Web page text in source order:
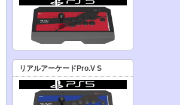
リアルアーケードPro.V S